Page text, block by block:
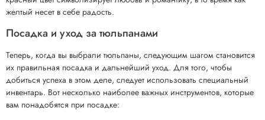
желтый несет в себе радость.
Посадка и уход за тюльпанами
Теперь, когда вы выбрали тюльпаны, следующим шагом становится
их правильная посадка и дальнейший уход. Для того, чтобы
добиться успеха в этом деле, следует использовать специальный
инвентарь. Вот несколько наиболее важных инструментов, которые
вам понадобятся при посадке: